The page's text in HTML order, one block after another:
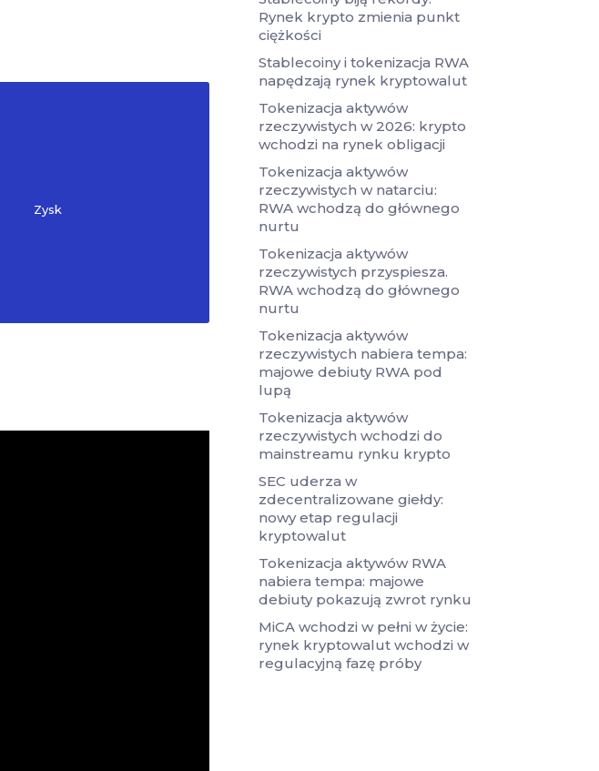
Zysk
Rynek krypto zmienia punkt
ciężkości
Stablecoiny i tokenizacja RWA
napędzają rynek kryptowalut
Tokenizacja aktywów
rzeczywistych w 2026: krypto
wchodzi na rynek obligacji
Tokenizacja aktywów
rzeczywistych w natarciu:
RWA wchodzą do głównego
nurtu
Tokenizacja aktywów
rzeczywistych przyspiesza.
RWA wchodzą do głównego
nurtu
Tokenizacja aktywów
rzeczywistych nabiera tempa:
majowe debiuty RWA pod
lupą
Tokenizacja aktywów
rzeczywistych wchodzi do
mainstreamu rynku krypto
SEC uderza w
zdecentralizowane giełdy:
nowy etap regulacji
kryptowalut
Tokenizacja aktywów RWA
nabiera tempa: majowe
debiuty pokazują zwrot rynku
MiCA wchodzi w pełni w życie:
rynek kryptowalut wchodzi w
regulacyjną fazę próby